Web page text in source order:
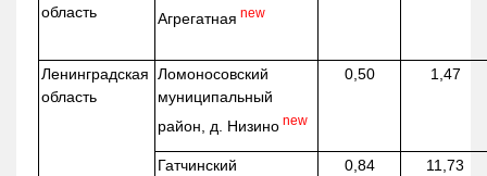
область
Агрегатная new
Ленинградская
область
Ломоносовский
муниципальный
район, д. Низино new
0,50 1,47
Гатчинский
0,84 11,73